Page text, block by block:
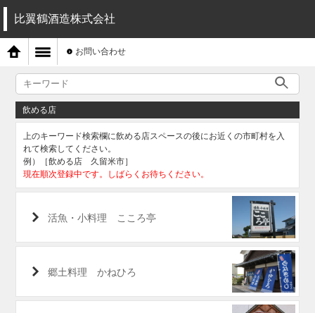
比翼鶴酒造株式会社
お問い合わせ
飲める店
上のキーワード検索欄に飲める店スペースの後にお近くの市町村を入
れて検索してください。
例）［飲める店 久留米市］
現在順次登録中です。しばらくお待ちください。
活魚・小料理 こころ亭
郷土料理 かねひろ